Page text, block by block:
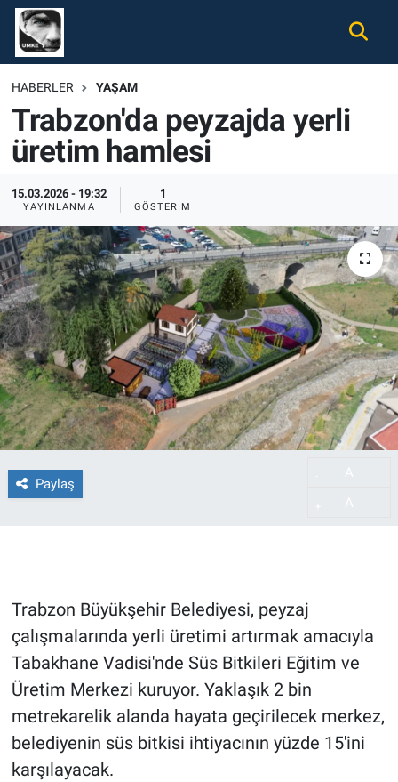
HABERLER YAŞAM
Trabzon'da peyzajda yerli
üretim hamlesi
15.03.2026 - 19:32
YAYINLANMA
1
GÖSTERIM
Paylaş
Trabzon Büyükşehir Belediyesi, peyzaj
çalışmalarında yerli üretimi artırmak amacıyla
Tabakhane Vadisi'nde Süs Bitkileri Eğitim ve
Üretim Merkezi kuruyor. Yaklaşık 2 bin
metrekarelik alanda hayata geçirilecek merkez,
belediyenin süs bitkisi ihtiyacının yüzde 15'ini
karşılayacak.
Gündem
Ekonomi
Spor
Magazin
Tüm Haberler
İletişim
Künye
Nöbetçi Eczaneler
Hava Durumu
Namaz Vakitleri
Trafik Durumu
Süper Lig Puan Durumu ve Fikstür
Tüm Manşetler
Son Dakika Haberleri
Haber Arşivi